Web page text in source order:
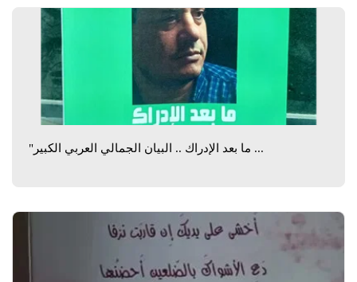
"ما بعد الإدراك .. البيان الجمالي العربي الكبير ...